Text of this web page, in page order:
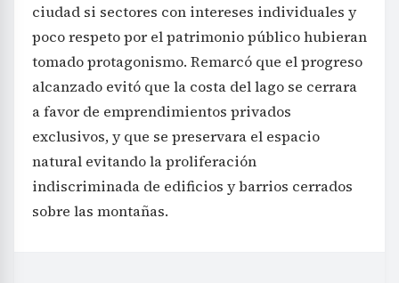
ciudad si sectores con intereses individuales y
poco respeto por el patrimonio público hubieran
tomado protagonismo. Remarcó que el progreso
alcanzado evitó que la costa del lago se cerrara
a favor de emprendimientos privados
exclusivos, y que se preservara el espacio
natural evitando la proliferación
indiscriminada de edificios y barrios cerrados
sobre las montañas.